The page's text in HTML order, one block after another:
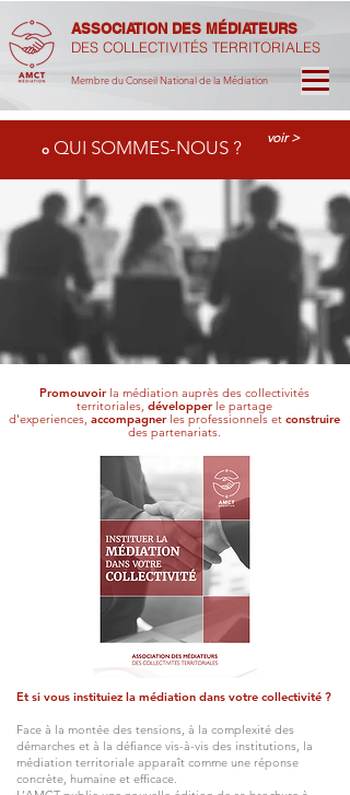
ASSOCIATION DES MÉDIATEURS
DES COLLECTIVITÉS TERRITORIALES
Membre du Conseil National de la Médiation
o QUI SOMMES-NOUS ? voir >
Promouvoir la médiation auprès des collectivités
territoriales, développer le partage
d'experiences, accompagnerles professionnels et construire
des partenariats.
Et si vous instituiez la médiation dans votre collectivité ?
Face à la montée des tensions, à la complexité des
démarches et à la défiance vis-à-vis des institutions, la
médiation territoriale apparaît comme une réponse
concrète, humaine et efficace.